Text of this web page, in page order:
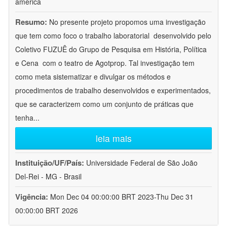
Resumo: No presente projeto propomos uma investigação
que tem como foco o trabalho laboratorial  desenvolvido pelo
Coletivo FUZUÊ do Grupo de Pesquisa em História, Política
e Cena  com o teatro de Agotprop. Tal investigação tem
como meta sistematizar e divulgar os métodos e
procedimentos de trabalho desenvolvidos e experimentados,
que se caracterizem como um conjunto de práticas que
tenha...
leia mais
Instituição/UF/País: Universidade Federal de São João
Del-Rei - MG - Brasil
Vigência: Mon Dec 04 00:00:00 BRT 2023-Thu Dec 31
00:00:00 BRT 2026